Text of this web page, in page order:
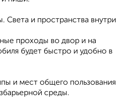
Света и пространства внутри
проходы во двор и на
будет быстро и удобно в
и мест общего пользования
среды.